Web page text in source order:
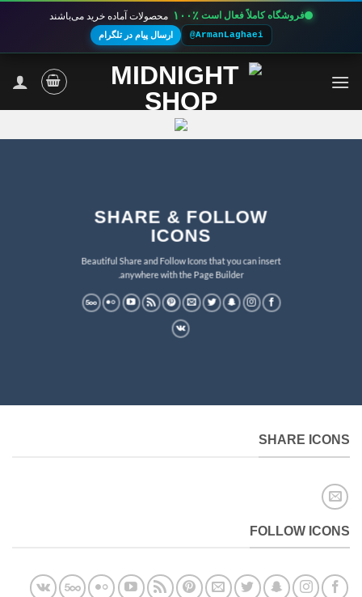
فروشگاه کاملاً فعال است ۱۰۰٪ محصولات آماده خرید می‌باشند
@ArmanLaghaei ارسال پیام در تلگرام
SHARE & FOLLOW
ICONS
Beautiful Share and Follow Icons that you can insert
anywhere with the Page Builder.
SHARE ICONS
FOLLOW ICONS